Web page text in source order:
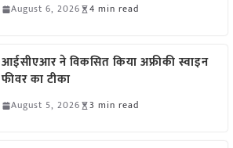
August 6, 2026 4 min read
आईसीएआर ने विकसित किया अफ्रीकी स्वाइन
फीवर का टीका
August 5, 2026 3 min read